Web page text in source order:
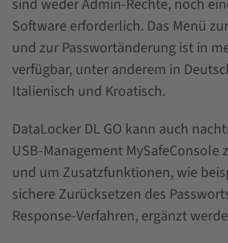
sind weder Admin-Rechte, noch
Software erforderlich. Das Menü
und zur Passwortänderung ist in
verfügbar, unter anderem in
Italienisch und Kroatisch.
DataLocker DL GO kann auch
USB-Management
und um Zusatzfunktionen, wie
sichere Zurücksetzen des
Response-Verfahren, ergänzt